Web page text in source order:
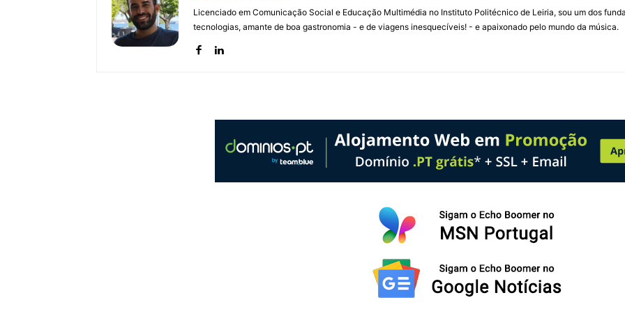
Licenciado em Comunicação Social e Educação Multimédia no Instituto Politécnico de Leiria, sou um dos
tecnologias, amante de boa gastronomia - e de viagens inesquecíveis! - e apaixonado pelo mundo da música.